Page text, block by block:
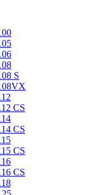
S
CS
CS
CS
CS